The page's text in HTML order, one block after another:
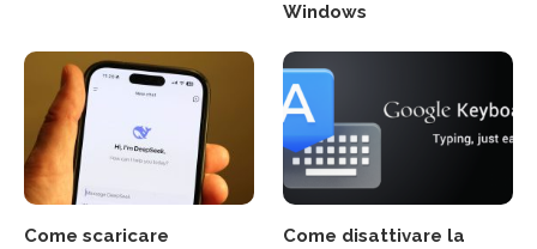
Windows
Come scaricare
Come disattivare la